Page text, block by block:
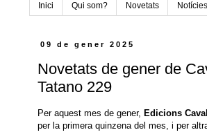
Inici Qui som? Novetats Notícies
09 de gener 2025
Novetats de gener de
Tatano 229
Per aquest mes de gener, Edicions
per la primera quinzena del mes, i per